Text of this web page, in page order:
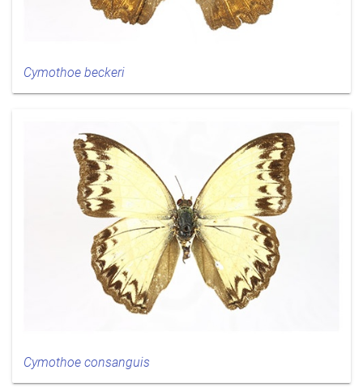
Cymothoe beckeri
Cymothoe consanguis